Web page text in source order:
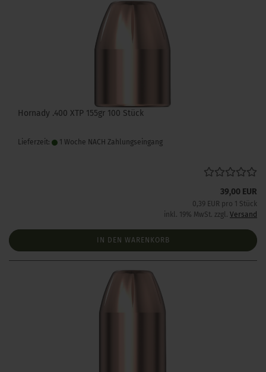
Hornady .400 XTP 155gr 100 Stück
Lieferzeit: 1 Woche NACH Zahlungseingang
39,00 EUR
0,39 EUR pro 1 Stück
inkl. 19% MwSt. zzgl. Versand
IN DEN WARENKORB